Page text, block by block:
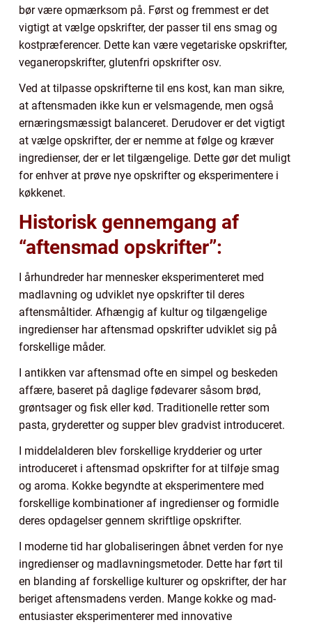
bør være opmærksom på. Først og fremmest er det
vigtigt at vælge opskrifter, der passer til ens smag og
kostpræferencer. Dette kan være vegetariske opskrifter,
veganeropskrifter, glutenfri opskrifter osv.
Ved at tilpasse opskrifterne til ens kost, kan man sikre,
at aftensmaden ikke kun er velsmagende, men også
ernæringsmæssigt balanceret. Derudover er det vigtigt
at vælge opskrifter, der er nemme at følge og kræver
ingredienser, der er let tilgængelige. Dette gør det muligt
for enhver at prøve nye opskrifter og eksperimentere i
køkkenet.
Historisk gennemgang af
“aftensmad opskrifter”:
I århundreder har mennesker eksperimenteret med
madlavning og udviklet nye opskrifter til deres
aftensmåltider. Afhængig af kultur og tilgængelige
ingredienser har aftensmad opskrifter udviklet sig på
forskellige måder.
I antikken var aftensmad ofte en simpel og beskeden
affære, baseret på daglige fødevarer såsom brød,
grøntsager og fisk eller kød. Traditionelle retter som
pasta, gryderetter og supper blev gradvist introduceret.
I middelalderen blev forskellige krydderier og urter
introduceret i aftensmad opskrifter for at tilføje smag
og aroma. Kokke begyndte at eksperimentere med
forskellige kombinationer af ingredienser og formidle
deres opdagelser gennem skriftlige opskrifter.
I moderne tid har globaliseringen åbnet verden for nye
ingredienser og madlavningsmetoder. Dette har ført til
en blanding af forskellige kulturer og opskrifter, der har
beriget aftensmadens verden. Mange kokke og mad-
entusiaster eksperimenterer med innovative